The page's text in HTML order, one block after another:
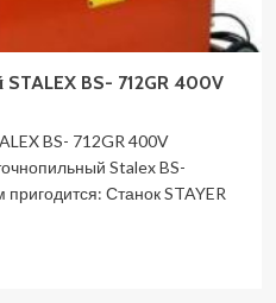
BS- 712GR 400V
BS- 712GR 400V
Stalex BS-
Станок STAYER